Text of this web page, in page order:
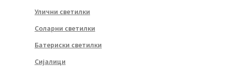
Улични светилки
Соларни светилки
Батериски светилки
Сијалици